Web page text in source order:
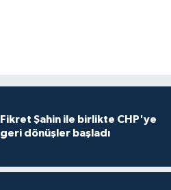
Fikret Şahin ile birlikte CHP'ye
geri dönüşler başladı